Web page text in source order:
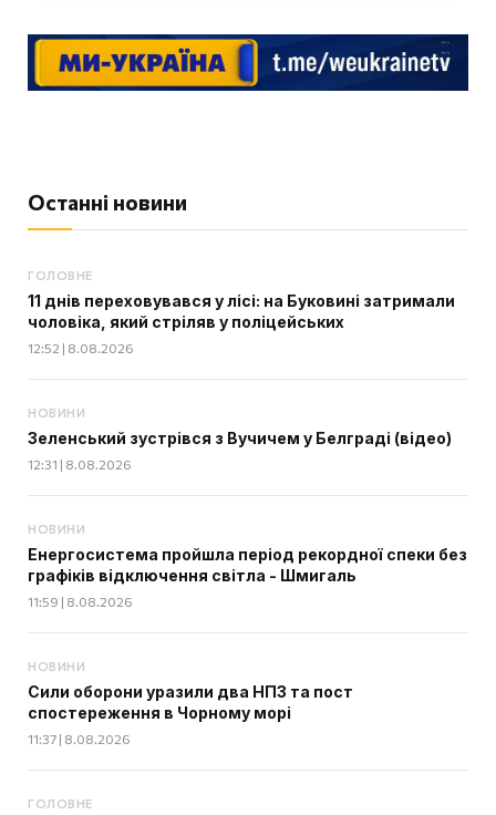
Останні новини
ГОЛОВНЕ
11 днів переховувався у лісі: на Буковині затримали
чоловіка, який стріляв у поліцейських
12:52 | 8.08.2026
НОВИНИ
Зеленський зустрівся з Вучичем у Белграді (відео)
12:31 | 8.08.2026
НОВИНИ
Енергосистема пройшла період рекордної спеки без
графіків відключення світла - Шмигаль
11:59 | 8.08.2026
НОВИНИ
Сили оборони уразили два НПЗ та пост
спостереження в Чорному морі
11:37 | 8.08.2026
ГОЛОВНЕ